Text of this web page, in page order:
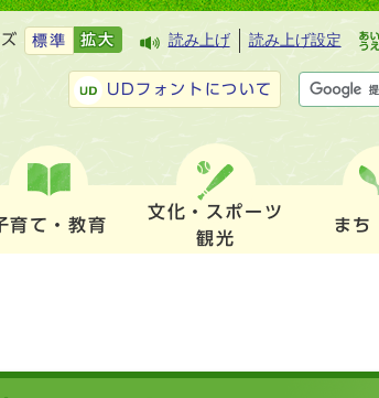
標準 拡大 読み上げ 読み上げ設定
UDフォントについて
育て・教育
文化・スポーツ
観光
まち